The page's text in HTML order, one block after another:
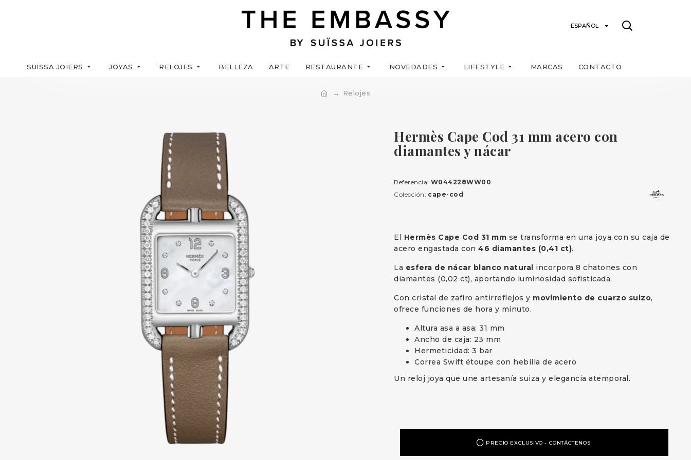
SUÏSSA JOIERS JOYAS RELOJES BELLEZA ARTE RESTAURANTE NOVEDADES LIFESTYLE MARCAS CONTACTO
ESPAÑOL
Relojes
Hermès Cape Cod 31 mm acero con
diamantes y nácar
El Hermès Cape Cod 31 mm se transforma en una joya con su caja de
acero engastada con 46 diamantes (0,41 ct).
La esfera de nácar blanco natural incorpora 8 chatones con
diamantes (0,02 ct), aportando luminosidad sofisticada.
Con cristal de zafiro antirreflejos y movimiento de cuarzo suizo,
ofrece funciones de hora y minuto.
Altura asa a asa: 31 mm
Ancho de caja: 23 mm
Hermeticidad: 3 bar
Correa Swift étoupe con hebilla de acero
Un reloj joya que une artesanía suiza y elegancia atemporal.
Referencia: W044228WW00
Colección: cape-cod
PRECIO EXCLUSIVO - CONTÁCTENOS